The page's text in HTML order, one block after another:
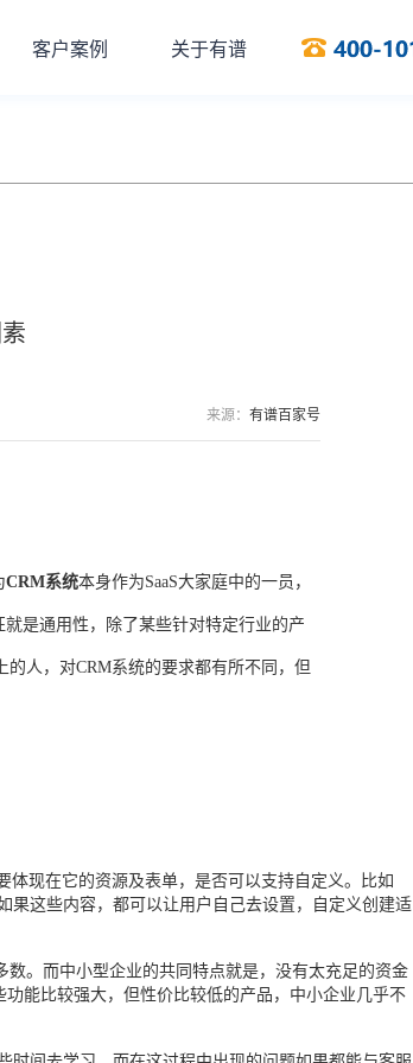
客户案例 关于有谱
来源： 有谱百家号
CRM系统本身作为SaaS大家庭中的一员，
就是通用性，除了某些针对特定行业的产
人，对CRM系统的要求都有所不同，但
体现在它的资源及表单，是否可以支持自定义。比如
果这些内容，都可以让用户自己去设置，自定义创建适
。而中小型企业的共同特点就是，没有太充足的资金
能比较强大，但性价比较低的产品，中小企业几乎不